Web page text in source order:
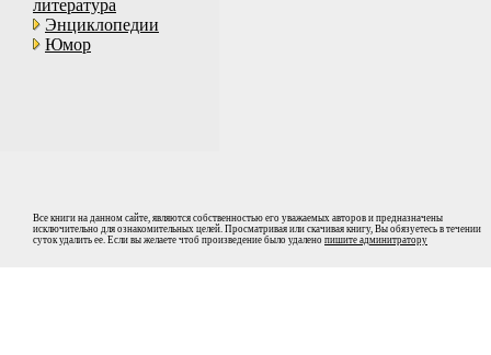
литература
Энциклопедии
Юмор
Все книги на данном сайте, являются собственностью его уважаемых авторов и предназначены
исключительно для ознакомительных целей. Просматривая или скачивая книгу, Вы обязуетесь в течении
суток удалить ее. Если вы желаете чтоб произведение было удалено пишите админитратору